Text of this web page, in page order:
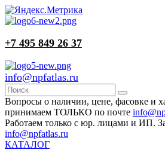
+7 495 849 26 37
info@npfatlas.ru
Вопросы о наличии, цене, фасовке и
принимаем ТОЛЬКО по почте
Работаем только с юр. лицами и ИП.
info@npfatlas.ru
КАТАЛОГ